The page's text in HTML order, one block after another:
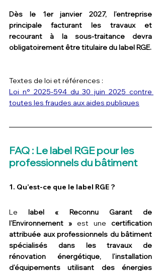
Dès le 1er janvier 2027, l’entreprise
principale facturant les travaux et
recourant à la sous-traitance devra
obligatoirement être titulaire du label RGE.
Textes de loi et références :
Loi n° 2025-594 du 30 juin 2025 contre
toutes les fraudes aux aides publiques
FAQ : Le label RGE pour les
professionnels du bâtiment
1. Qu’est-ce que le label RGE ?
Le label « Reconnu Garant de
l’Environnement » est une certification
attribuée aux professionnels du bâtiment
spécialisés dans les travaux de
rénovation énergétique, l’installation
d’équipements utilisant des énergies